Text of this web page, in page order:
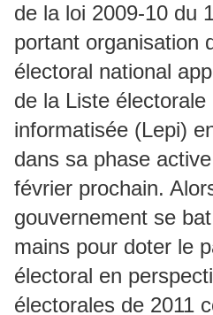
de la loi 2009-10 du
portant organisation
électoral national
de la Liste
informatisée (Lepi)
dans sa phase
février prochain.
gouvernement se
mains pour doter le
électoral en
électorales de 2011